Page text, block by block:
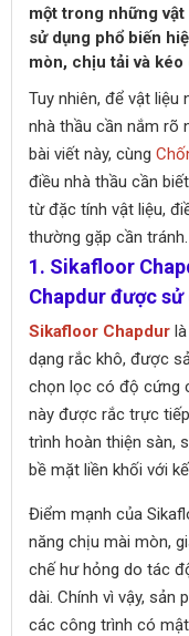
một trong những
sử dụng phổ biến
mòn, chịu tải và kéo
Tuy nhiên, để vật liệu
nhà thầu cần nắm rõ
bài viết này, cùng
điều nhà thầu cần
từ đặc tính vật liệu,
thường gặp cần tránh.
1. Sikafloor
Chapdur được
Sikafloor Chapdur
dạng rắc khô, được
chọn lọc có độ cứng
này được rắc trực
trình hoàn thiện sàn,
bề mặt liền khối với
Điểm mạnh của
năng chịu mài mòn,
chế hư hỏng do tác
dài. Chính vì vậy,
các công trình có